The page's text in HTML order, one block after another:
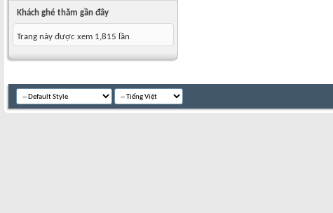
Khách ghé thăm gần đây
Trang này được xem 1,815 lần